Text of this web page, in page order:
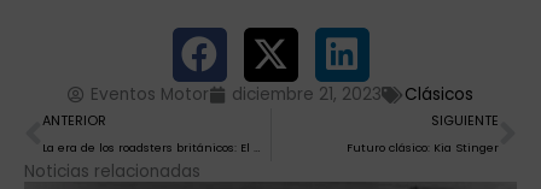
Eventos Motor diciembre 21, 2023 Clásicos
Ant
ANTERIOR SIGUIENTE
Futuro clásico: Kia Stinger
Noticias relacionadas